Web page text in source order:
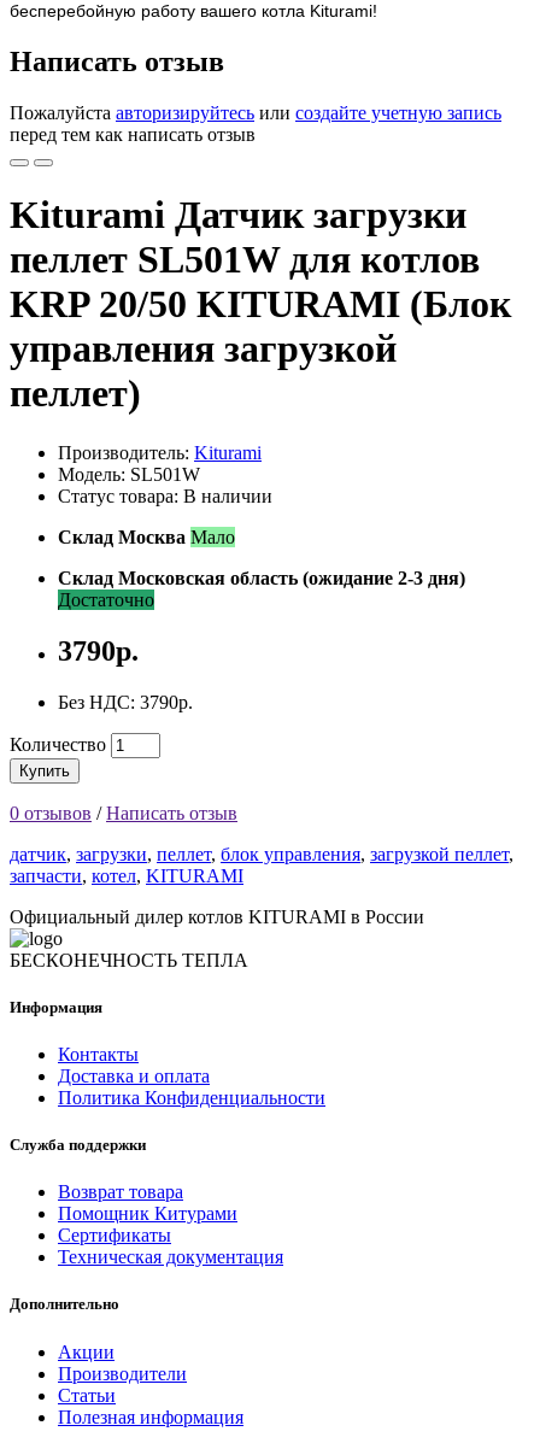
бесперебойную работу вашего котла Kiturami!
Написать отзыв
Пожалуйста авторизируйтесь или создайте учетную запись
перед тем как написать отзыв
Kiturami Датчик загрузки
пеллет SL501W для котлов
KRP 20/50 KITURAMI (Блок
управления загрузкой
пеллет)
Производитель: Kiturami
Модель: SL501W
Статус товара: В наличии
Склад Москва Мало
Склад Московская область (ожидание 2-3 дня)
Достаточно
3790р.
Без НДС: 3790р.
Количество
Купить
0 отзывов /Написать отзыв
датчик, загрузки, пеллет, блок управления, загрузкой пеллет,
запчасти, котел, KITURAMI
Официальный дилер котлов KITURAMI в России
БЕСКОНЕЧНОСТЬ ТЕПЛА
Информация
Контакты
Доставка и оплата
Политика Конфиденциальности
Служба поддержки
Возврат товара
Помощник Китурами
Сертификаты
Техническая документация
Дополнительно
Акции
Производители
Статьи
Полезная информация